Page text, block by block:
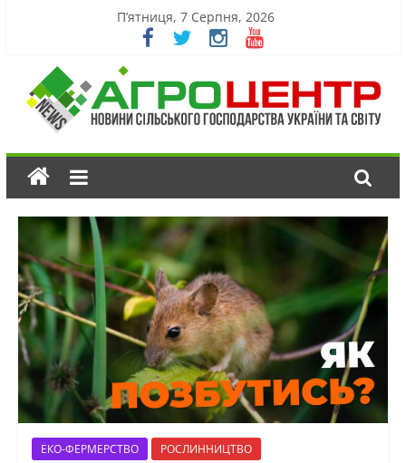
П’ятниця, 7 Серпня, 2026
ЕКО-ФЕРМЕРСТВО РОСЛИННИЦТВО